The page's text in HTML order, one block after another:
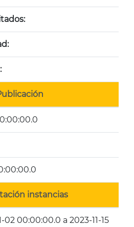
instancias
02 00:00:00.0 a 2023-11-15